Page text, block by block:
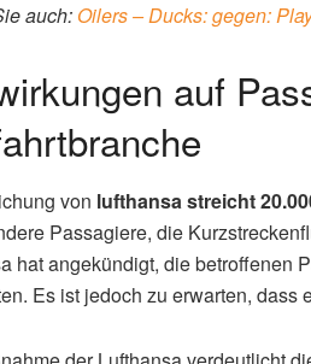
auch: Oilers – Ducks: gegen:
auf
von lufthansa streicht
Passagiere, die
hat angekündigt, die betroffenen
Es ist jedoch zu erwarten, dass